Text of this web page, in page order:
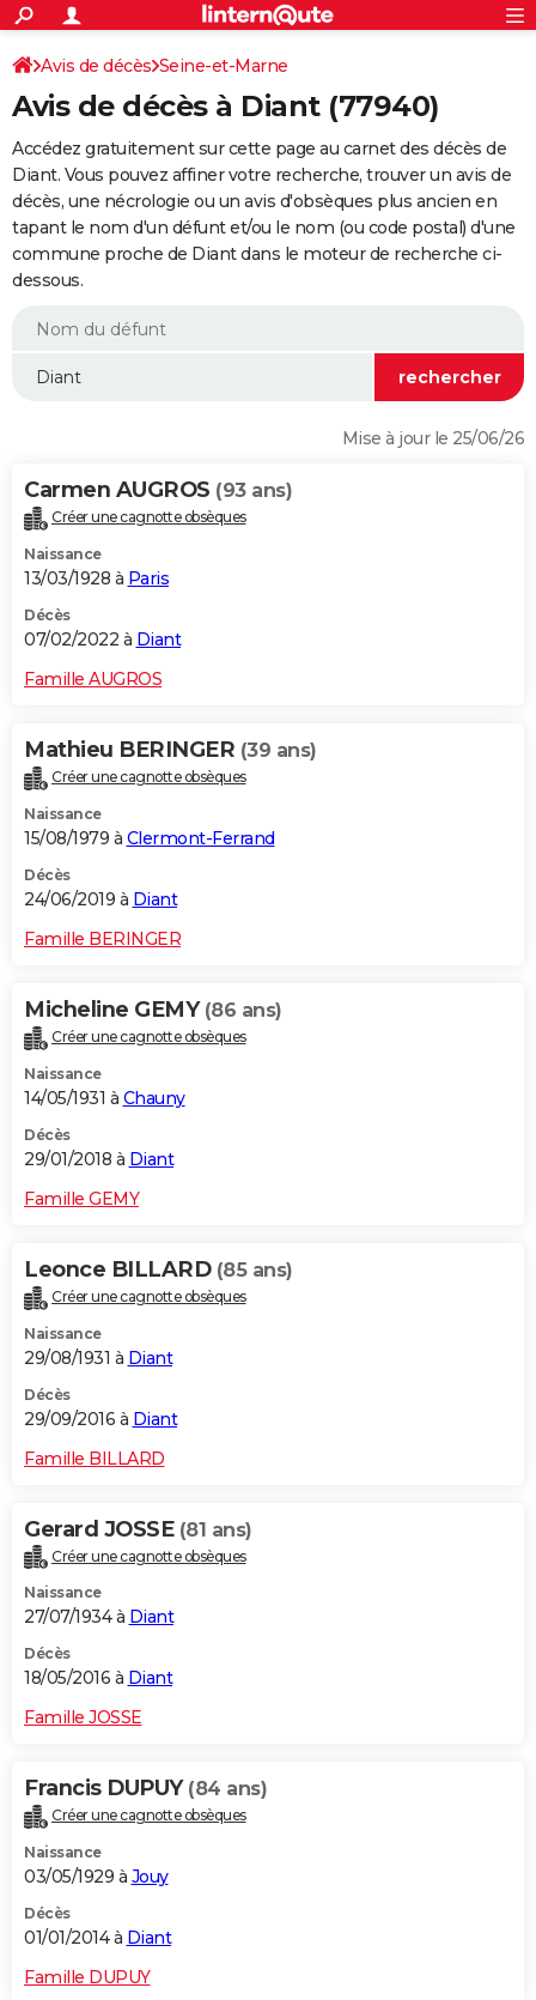
ACTUALITÉS
Politique
Société
Faits Divers
Education
Monde
Villes
+
SPORT
Coupe du monde 2026
Football
Tennis
Cyclisme
Rugby
Forum
Programme TV
TNT
Streaming
Cinéma
Sorties cinéma
Musique
+
FINANCE
Retraite
Epargne
Immobilier
Risques naturels par ville
Assurance
AUTO
Essais
Réserver un essai
Citadines
Berlines
SUV
Forum auto
+
HIGH-TECH
BRICOLAGE
WEEK-END
Alimentation
Guide de la santé
Maladies
Médicaments
Sommeil
VOYAGE
Destinations
City break
Voyage nature
Voyage de noces
Forum
Climat
+PHOTO
GUIDES D'ACHAT
Carte de Noël
Carte Bonne année
Carte Saint-Valentin
Carte Pâques
Carte d'anniversaire
DICTIONNAIRE
Dictionnaire
Biographies
Citations
Expressions
Proverbes
PROGRAMME TV
S'inscrire
Se connecter
Lycées
Collèges
Primaires
Universités
Entreprises
Service militaire
Avis de recherche
AVIS DE DÉCÈS
FORUM
Bricolage
Lifestyle
Culture
Sport
Auto
Television
Voyage
Cinema
S'inscrire
Connexion
Avis de décès Seine-et-Marne
Avis de décès à Diant (77940)
Accédez gratuitement sur cette page au carnet des décès de
Diant. Vous pouvez affiner votre recherche, trouver un avis de
décès, une nécrologie ou un avis d'obsèques plus ancien en
tapant le nom d'un défunt et/ou le nom (ou code postal) d'une
commune proche de Diant dans le moteur de recherche ci-
dessous.
Mise à jour le 25/06/26
Carmen AUGROS (93 ans)
Créer une cagnotte obsèques
Naissance
13/03/1928 à Paris
Décès
07/02/2022 à Diant
Famille AUGROS
Mathieu BERINGER (39 ans)
Créer une cagnotte obsèques
Naissance
15/08/1979 à Clermont-Ferrand
Décès
24/06/2019 à Diant
Famille BERINGER
Micheline GEMY (86 ans)
Créer une cagnotte obsèques
Naissance
14/05/1931 à Chauny
Décès
29/01/2018 à Diant
Famille GEMY
Leonce BILLARD (85 ans)
Créer une cagnotte obsèques
Naissance
29/08/1931 à Diant
Décès
29/09/2016 à Diant
Famille BILLARD
Gerard JOSSE (81 ans)
Créer une cagnotte obsèques
Naissance
27/07/1934 à Diant
Décès
18/05/2016 à Diant
Famille JOSSE
Francis DUPUY (84 ans)
Créer une cagnotte obsèques
Naissance
03/05/1929 à Jouy
Décès
01/01/2014 à Diant
Famille DUPUY